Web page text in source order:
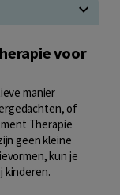
voor
manier
of
Therapie
geen kleine
kun je
kinderen.